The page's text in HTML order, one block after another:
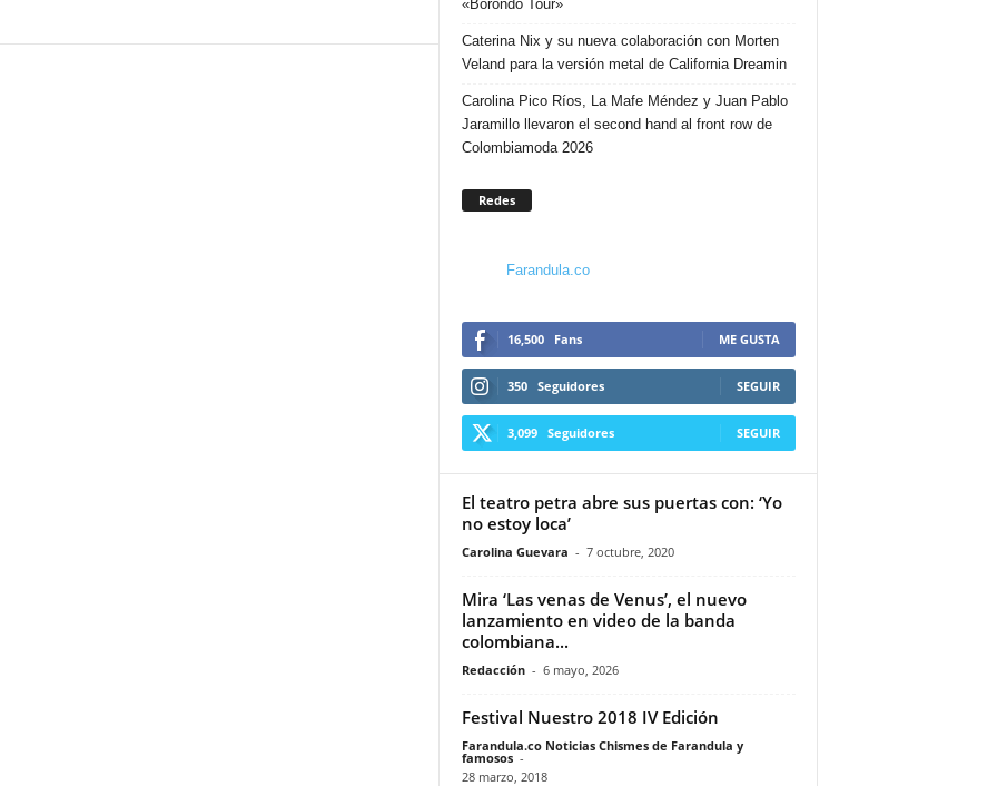
«Borondo Tour»
Caterina Nix y su nueva colaboración con Morten
Veland para la versión metal de California Dreamin
Carolina Pico Ríos, La Mafe Méndez y Juan Pablo
Jaramillo llevaron el second hand al front row de
Colombiamoda 2026
Redes
Farandula.co
16,500 Fans ME GUSTA
350 Seguidores SEGUIR
3,099 Seguidores SEGUIR
El teatro petra abre sus puertas con: ‘Yo
no estoy loca’
Carolina Guevara - 7 octubre, 2020
Mira ‘Las venas de Venus’, el nuevo
lanzamiento en video de la banda
colombiana...
Redacción - 6 mayo, 2026
Festival Nuestro 2018 IV Edición
Farandula.co Noticias Chismes de Farandula y
famosos -
28 marzo, 2018